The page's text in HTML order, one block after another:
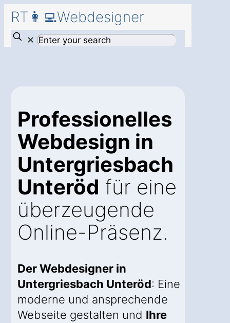
RT👩‍💻Webdesigner
✕
Professionelles
Webdesign in
Untergriesbach
Unteröd für eine
überzeugende
Online-Präsenz.
Der Webdesigner in
Untergriesbach Unteröd: Eine
moderne und ansprechende
Webseite gestalten und Ihre